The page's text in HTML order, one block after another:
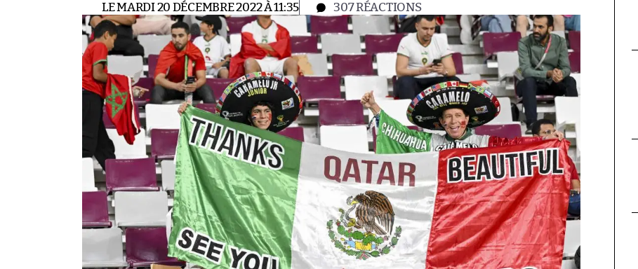
LE MARDI 20 DÉCEMBRE 2022 À 11:35 307RÉACTIONS